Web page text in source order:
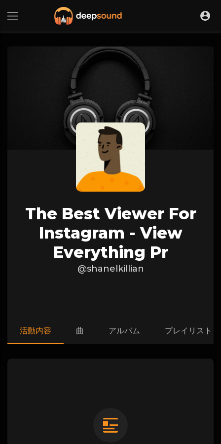
The Best Viewer For
Instagram - View
Everything Pr
@shanelkillian
活動内容 曲 アルバム プレイリスト